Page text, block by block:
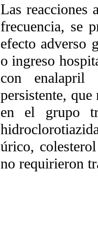
Las reacciones
frecuencia, se
efecto adverso
o ingreso
con enalapril
persistente,
en el grupo
úrico,
no requirieron